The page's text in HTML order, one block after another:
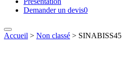
Demander un devis0
Accueil > Non classé > SINABISS45